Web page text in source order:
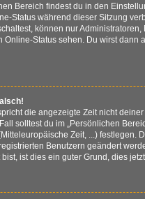
Bereich findest du in den
Status während dieser Sitzung
können nur Administratoren,
Online-Status sehen. Du wirst dann
die angezeigte Zeit nicht
solltest du im „Persönlichen
Zeit, ...) festlegen.
Benutzern geändert
ist dies ein guter Grund, dies jetzt